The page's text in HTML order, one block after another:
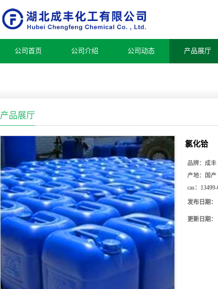
公司首页 公司介绍 公司动态 产品展厅
产品展厅
氯化铪
品牌： 成丰
产地：
国产
cas：
发布日期：
更新日期：